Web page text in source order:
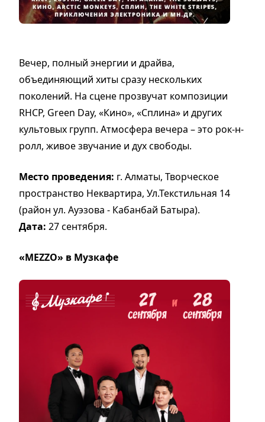
Вечер, полный энергии и драйва,
объединяющий хиты сразу нескольких
поколений. На сцене прозвучат композиции
RHCP, Green Day, «Кино», «Сплина» и других
культовых групп. Атмосфера вечера – это рок-н-
ролл, живое звучание и дух свободы.
Место проведения: г. Алматы, Творческое
пространство Неквартира, Ул.Текстильная 14
(район ул. Ауэзова - Кабанбай Батыра).
Дата: 27 сентября.
«MEZZO» в Музкафе